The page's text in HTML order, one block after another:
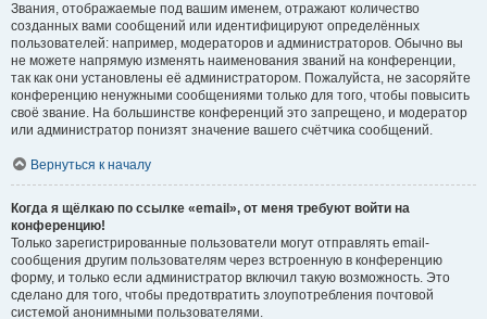
Звания, отображаемые под вашим именем, отражают количество
созданных вами сообщений или идентифицируют определённых
пользователей: например, модераторов и администраторов. Обычно вы
не можете напрямую изменять наименования званий на конференции,
так как они установлены её администратором. Пожалуйста, не засоряйте
конференцию ненужными сообщениями только для того, чтобы повысить
своё звание. На большинстве конференций это запрещено, и модератор
или администратор понизят значение вашего счётчика сообщений.
Вернуться к началу
Когда я щёлкаю по ссылке «email», от меня требуют войти на
конференцию!
Только зарегистрированные пользователи могут отправлять email-
сообщения другим пользователям через встроенную в конференцию
форму, и только если администратор включил такую возможность. Это
сделано для того, чтобы предотвратить злоупотребления почтовой
системой анонимными пользователями.